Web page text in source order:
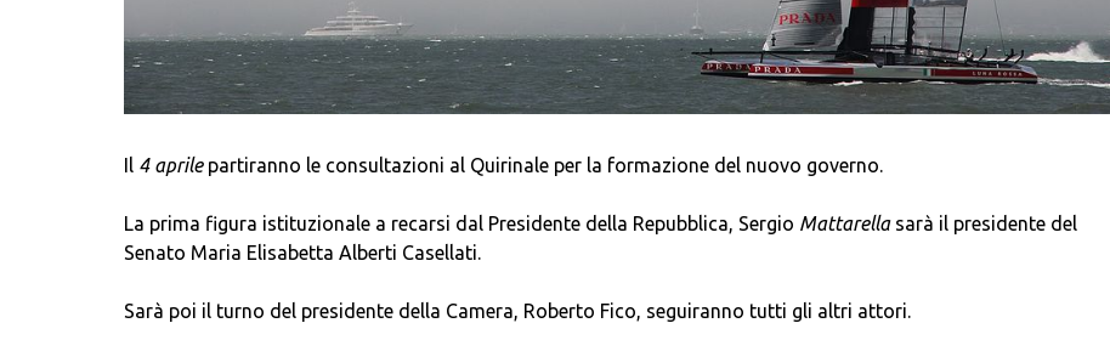
Il 4 aprilepartiranno le consultazioni al Quirinale per la formazione del nuovo governo.
La prima figura istituzionale a recarsi dal Presidente della Repubblica, Sergio Mattarellasarà il presidente del
Senato Maria Elisabetta Alberti Casellati.
Sarà poi il turno del presidente della Camera, Roberto Fico, seguiranno tutti gli altri attori.